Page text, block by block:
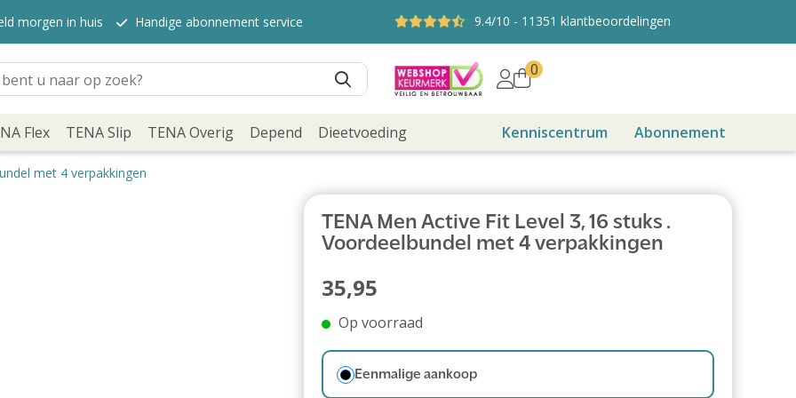
morgen in huis Handige abonnement service 9.4/10 - 11351 klantbeoordelingen
0
Flex TENA Slip TENA Overig Depend Dieetvoeding Kenniscentrum Abonnement
met 4 verpakkingen
TENA Men Active Fit Level 3, 16 stuks .
Voordeelbundel met 4 verpakkingen
35,95
Op voorraad
Eenmalige aankoop